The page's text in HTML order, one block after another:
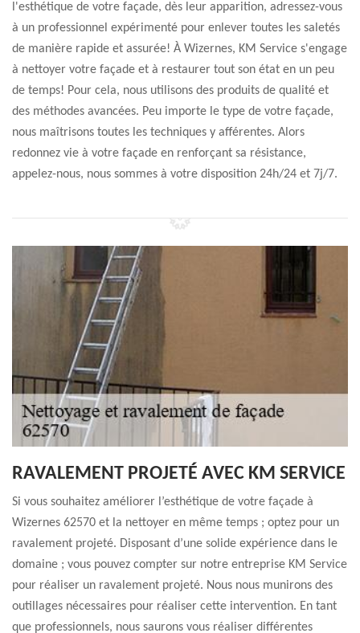
l'esthétique de votre façade, dès leur apparition, adressez-vous
à un professionnel expérimenté pour enlever toutes les saletés
de manière rapide et assurée! À Wizernes, KM Service s'engage
à nettoyer votre façade et à restaurer tout son état en un peu
de temps! Pour cela, nous utilisons des produits de qualité et
des méthodes avancées. Peu importe le type de votre façade,
nous maîtrisons toutes les techniques y afférentes. Alors
redonnez vie à votre façade en renforçant sa résistance,
appelez-nous, nous sommes à votre disposition 24h/24 et 7j/7.
RAVALEMENT PROJETÉ AVEC KM SERVICE
Si vous souhaitez améliorer l’esthétique de votre façade à
Wizernes 62570 et la nettoyer en même temps ; optez pour un
ravalement projeté. Disposant d’une solide expérience dans le
domaine ; vous pouvez compter sur notre entreprise KM Service
pour réaliser un ravalement projeté. Nous nous munirons des
outillages nécessaires pour réaliser cette intervention. En tant
que professionnels, nous saurons vous réaliser différentes